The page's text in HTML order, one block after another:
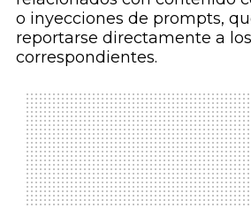
o inyecciones de prompts,
reportarse directamente a
correspondientes.